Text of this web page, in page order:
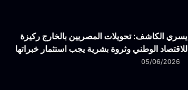
يسري الكاشف: تحويلات المصريين بالخارج ركيزة
للاقتصاد الوطني وثروة بشرية يجب استثمار خبراتها
05/06/2026